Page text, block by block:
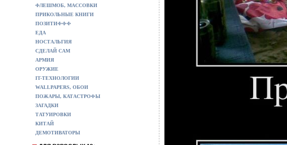
ФЛЕШМОБ, МАССОВКИ
ПРИКОЛЬНЫЕ КНИГИ
ПОЗИТИФФФ
ЕДА
НОСТАЛЬГИЯ
СДЕЛАЙ САМ
АРМИЯ
ОРУЖИЕ
IT-ТЕХНОЛОГИИ
WALLPAPERS, ОБОИ
ПОЖАРЫ, КАТАСТРОФЫ
ЗАГАДКИ
ТАТУИРОВКИ
КИТАЙ
ДЕМОТИВАТОРЫ